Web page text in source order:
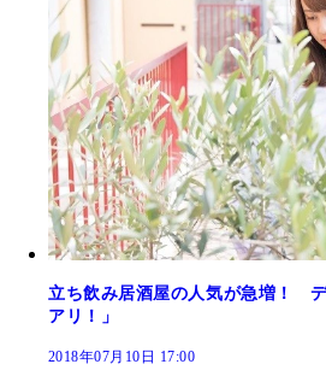
立ち飲み居酒屋の人気が急増！
アリ！」
2018年07月10日 17:00